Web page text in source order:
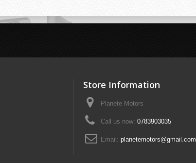
Store Information
Planete Motors
Call us now: 0783903035
Email: planetemotors@gmail.com